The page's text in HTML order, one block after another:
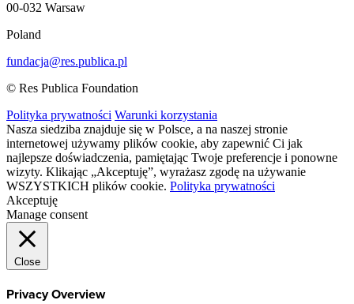
00-032 Warsaw
Poland
fundacja@res.publica.pl
© Res Publica Foundation
Polityka prywatności Warunki korzystania
Nasza siedziba znajduje się w Polsce, a na naszej stronie
internetowej używamy plików cookie, aby zapewnić Ci jak
najlepsze doświadczenia, pamiętając Twoje preferencje i ponowne
wizyty. Klikając „Akceptuję”, wyrażasz zgodę na używanie
WSZYSTKICH plików cookie. Polityka prywatności
Akceptuję
Manage consent
Close
Privacy Overview